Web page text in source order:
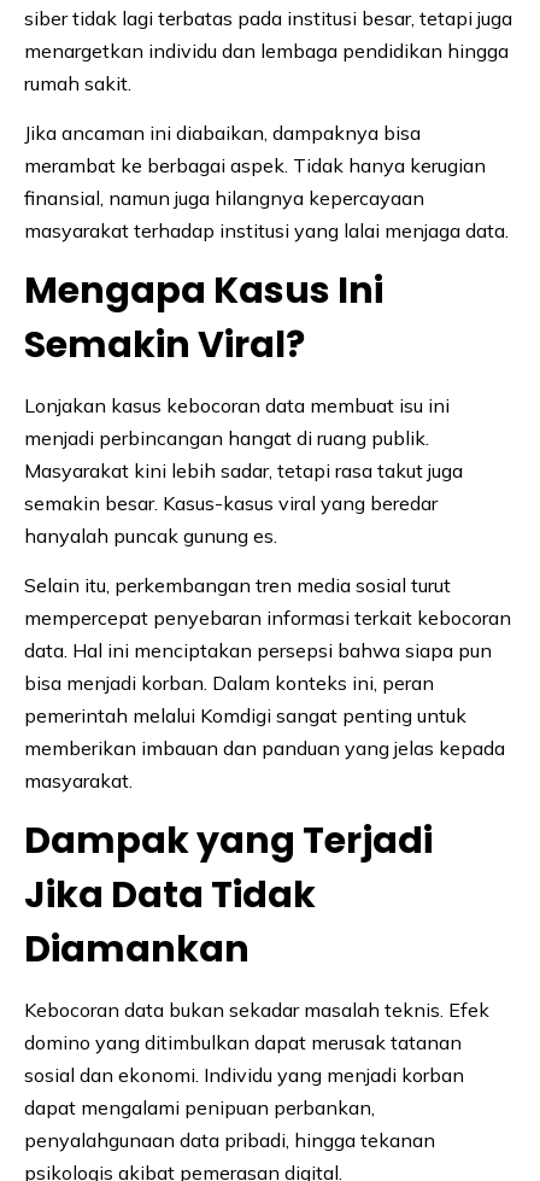
siber tidak lagi terbatas pada institusi besar, tetapi juga
menargetkan individu dan lembaga pendidikan hingga
rumah sakit.
Jika ancaman ini diabaikan, dampaknya bisa
merambat ke berbagai aspek. Tidak hanya kerugian
finansial, namun juga hilangnya kepercayaan
masyarakat terhadap institusi yang lalai menjaga data.
Mengapa Kasus Ini
Semakin Viral?
Lonjakan kasus kebocoran data membuat isu ini
menjadi perbincangan hangat di ruang publik.
Masyarakat kini lebih sadar, tetapi rasa takut juga
semakin besar. Kasus-kasus viral yang beredar
hanyalah puncak gunung es.
Selain itu, perkembangan tren media sosial turut
mempercepat penyebaran informasi terkait kebocoran
data. Hal ini menciptakan persepsi bahwa siapa pun
bisa menjadi korban. Dalam konteks ini, peran
pemerintah melalui Komdigi sangat penting untuk
memberikan imbauan dan panduan yang jelas kepada
masyarakat.
Dampak yang Terjadi
Jika Data Tidak
Diamankan
Kebocoran data bukan sekadar masalah teknis. Efek
domino yang ditimbulkan dapat merusak tatanan
sosial dan ekonomi. Individu yang menjadi korban
dapat mengalami penipuan perbankan,
penyalahgunaan data pribadi, hingga tekanan
psikologis akibat pemerasan digital.